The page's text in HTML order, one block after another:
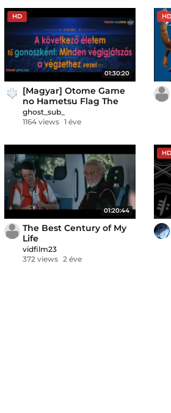
HD
01:30:20
[Magyar] Otome Game
no Hametsu Flag The
Movie (1920x804)
ghost_sub_
1164 views 1 éve
01:20:44
The Best Century of My
Life
vidfilm23
372 views 2 éve
HD